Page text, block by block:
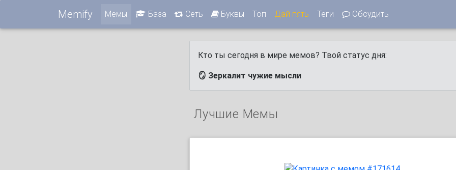
Memify Мемы База Сеть Буквы Топ Дай пять Теги Обсудить
Кто ты сегодня в мире мемов? Твой статус дня:
🪞 Зеркалит чужие мысли
Лучшие Мемы